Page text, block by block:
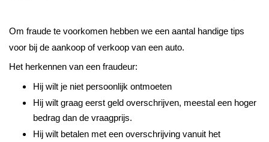
Om fraude te voorkomen hebben we een aantal handige tips
voor bij de aankoop of verkoop van een auto.
Het herkennen van een fraudeur:
Hij wilt je niet persoonlijk ontmoeten
Hij wilt graag eerst geld overschrijven, meestal een hoger
bedrag dan de vraagprijs.
Hij wilt betalen met een overschrijving vanuit het